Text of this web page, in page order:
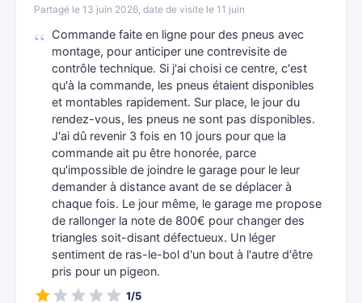
Partagé le 13 juin 2026, date de visite le 11 juin
Commande faite en ligne pour des pneus avec
montage, pour anticiper une contrevisite de
contrôle technique. Si j'ai choisi ce centre, c'est
qu'à la commande, les pneus étaient disponibles
et montables rapidement. Sur place, le jour du
rendez-vous, les pneus ne sont pas disponibles.
J'ai dû revenir 3 fois en 10 jours pour que la
commande ait pu être honorée, parce
qu'impossible de joindre le garage pour le leur
demander à distance avant de se déplacer à
chaque fois. Le jour même, le garage me propose
de rallonger la note de 800€ pour changer des
triangles soit-disant défectueux. Un léger
sentiment de ras-le-bol d'un bout à l'autre d'être
pris pour un pigeon.
1/5